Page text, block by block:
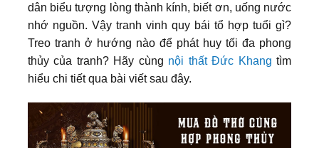
dân biểu tượng lòng thành kính, biết ơn, uống nước
nhớ nguồn. Vậy tranh vinh quy bái tổ hợp tuổi gì?
Treo tranh ở hướng nào để phát huy tối đa phong
thủy của tranh? Hãy cùng nội thất Đức Khang tìm
hiểu chi tiết qua bài viết sau đây.